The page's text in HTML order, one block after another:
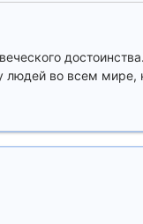
во всем мире,